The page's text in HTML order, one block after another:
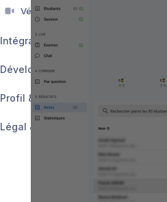
Vérifier la télésurveillance
Intégrations
Développeurs
Profil & Compte
Légal & Sécurité